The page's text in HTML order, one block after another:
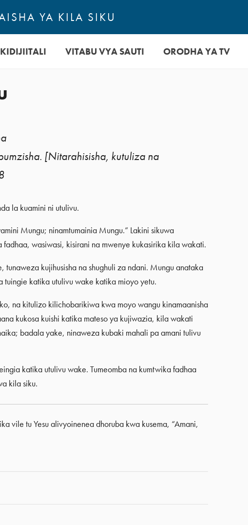
YA KILA SIKU
VITABU VYA SAUTI ORODHA YA TV
[Nitarahisisha, kutuliza na
la kuamini ni utulivu.
Mungu; ninamtumainia Mungu.” Lakini sikuwa
wasiwasi, kisirani na mwenye kukasirika kila wakati.
kujihusisha na shughuli za ndani. Mungu anataka
katika utulivu wake katika mioyo yetu.
na kitulizo kilichobarikiwa kwa moyo wangu kinamaanisha
kukosa kuishi katika mateso ya kujiwazia, kila wakati
badala yake, ninaweza kubaki mahali pa amani tulivu
katika utulivu wake. Tumeomba na kumtwika fadhaa
kila siku.
vile tu Yesu alivyoinenea dhoruba kwa kusema, “Amani,